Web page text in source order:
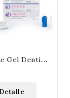
O
Rozyme Gel Dentífrico Enzimático Perros Y Gatos